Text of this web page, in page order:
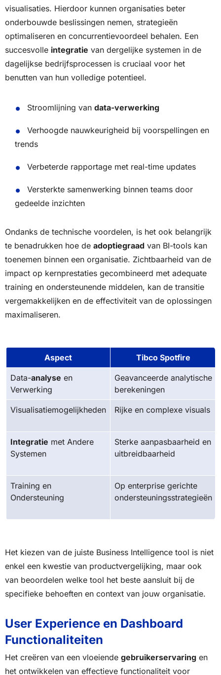
visualisaties. Hierdoor kunnen organisaties beter
onderbouwde beslissingen nemen, strategieën
optimaliseren en concurrentievoordeel behalen. Een
succesvolle integratie van dergelijke systemen in de
dagelijkse bedrijfsprocessen is cruciaal voor het
benutten van hun volledige potentieel.
Stroomlijning van data-verwerking
Verhoogde nauwkeurigheid bij voorspellingen en
trends
Verbeterde rapportage met real-time updates
Versterkte samenwerking binnen teams door
gedeelde inzichten
Ondanks de technische voordelen, is het ook belangrijk
te benadrukken hoe de adoptiegraad van BI-tools kan
toenemen binnen een organisatie. Zichtbaarheid van de
impact op kernprestaties gecombineerd met adequate
training en ondersteunende middelen, kan de transitie
vergemakkelijken en de effectiviteit van de oplossingen
maximaliseren.
Aspect Tibco Spotfire
Data-analyse en
Verwerking
Geavanceerde analytische
berekeningen
Visualisatiemogelijkheden Rijke en complexe visuals
Integratie met Andere
Systemen
Sterke aanpasbaarheid en
uitbreidbaarheid
Training en
Ondersteuning
Op enterprise gerichte
ondersteuningsstrategieën
Het kiezen van de juiste Business Intelligence tool is niet
enkel een kwestie van productvergelijking, maar ook
van beoordelen welke tool het beste aansluit bij de
specifieke behoeften en context van jouw organisatie.
User Experience en Dashboard
Functionaliteiten
Het creëren van een vloeiende gebruikerservaring en
het ontwikkelen van effectieve functionaliteit voor